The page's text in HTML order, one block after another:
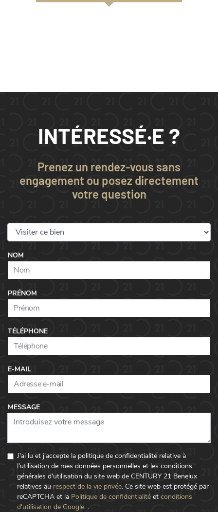
INTÉRESSÉ·E ?
Prenez un rendez-vous sans
engagement ou posez directement
votre question
NOM
PRÉNOM
TÉLÉPHONE
E-MAIL
MESSAGE
J'ai lu et j'accepte la politique de confidentialité relative à
l'utilisation de mes données personnelles et les conditions
générales d'utilisation du site web de CENTURY 21 Benelux
relatives au respect de la vie privée. Ce site web est protégé par
reCAPTCHA et la Politique de confidentialité et conditions
d'utilisation de Google. .